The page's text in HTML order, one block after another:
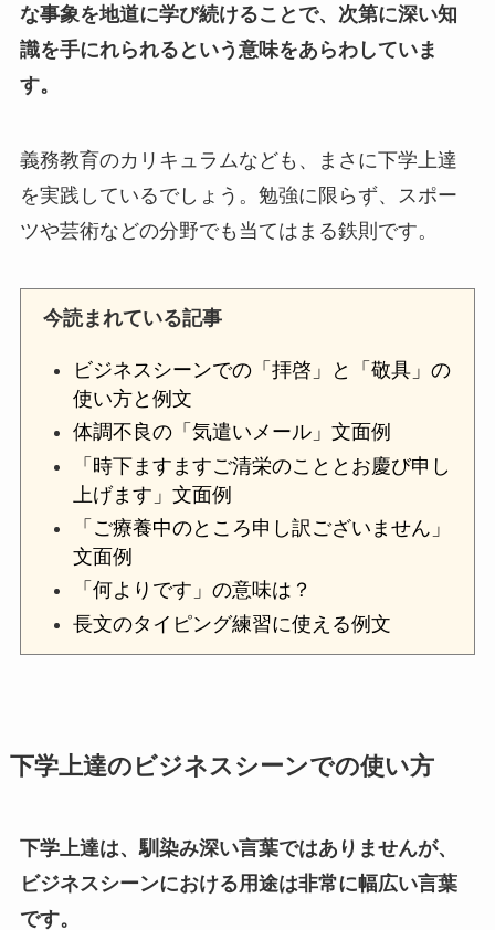
な事象を地道に学び続けることで、次第に深い知
識を手にれられるという意味をあらわしていま
す。
義務教育のカリキュラムなども、まさに下学上達
を実践しているでしょう。勉強に限らず、スポー
ツや芸術などの分野でも当てはまる鉄則です。
今読まれている記事
ビジネスシーンでの「拝啓」と「敬具」の
使い方と例文
体調不良の「気遣いメール」文面例
「時下ますますご清栄のこととお慶び申し
上げます」文面例
「ご療養中のところ申し訳ございません」
文面例
「何よりです」の意味は？
長文のタイピング練習に使える例文
下学上達のビジネスシーンでの使い方
下学上達は、馴染み深い言葉ではありませんが、
ビジネスシーンにおける用途は非常に幅広い言葉
です。